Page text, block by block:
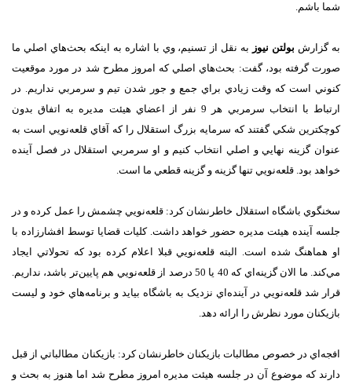
شما باشم.
به گزارش بولتن نیوز به نقل از تسنيم، وي با اشاره به اينکه بحث‌هاي اصلي ما
صورت گرفته بود، گفت: بحث‌هاي اصلي که امروز مطرح شد در مورد موقعيت
کنوني است که وقت زيادي براي جمع و جور شدن تيم و سرمربي نداريم. در
ارتباط با انتخاب سرمربي هر 9 نفر از اعضاي هيئت مديره به اتفاق بدون
کوچکترين شکي گفتند که سرمايه بزرگ استقلال را که آقاي قلعه‌نويي است به
عنوان گزينه نهايي و اصلي انتخاب کنيم و او سرمربي استقلال در فصل آينده
خواهد بود. قلعه‌نويي تنها گزينه و گزينه قطعي ما است.
سخنگوي باشگاه استقلال خاطرنشان کرد: قلعه‌نويي چشمش را عمل کرده و در
جلسه آينده هيئت مديره حضور خواهد داشت. کليات قضايا توسط افشارزاده با
او هماهنگ شده است. البته قلعه‌نويي قبلا اعلام کرده بود که تحولاتي ايجاد
مي‌کند. ما الان گزينه‌اي که 40 يا 50 درصد از قلعه‌نويي هم پايين‌تر باشد، نداريم.
قرار شد قلعه‌نويي در آينده‌اي نزديک به باشگاه بيايد و برنامه‌هاي خود و ليست
بازيکنان مورد نظرش را ارائه دهد.
افجه‌اي در خصوص مطالبات بازيکنان خاطرنشان کرد: بازيکنان مطالباتي از قبل
دارند که موضوع آن در جلسه هيئت مديره امروز مطرح شد اما هنوز به بحث و